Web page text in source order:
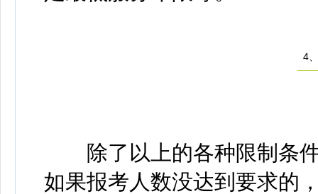
4
除了以上的各种限制条件
如果报考人数没达到要求的